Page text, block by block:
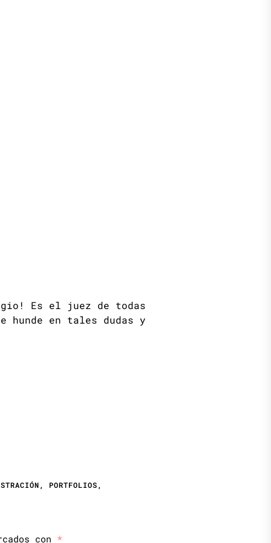
Es el juez de todas
en tales dudas y
, PORTFOLIOS,
con *